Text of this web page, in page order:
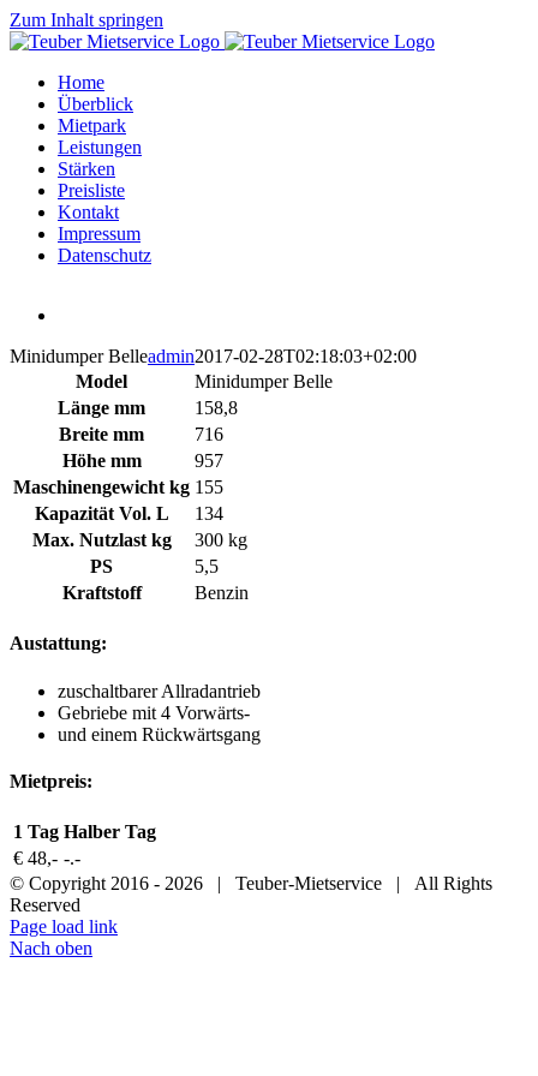
Zum Inhalt springen
Home
Überblick
Mietpark
Leistungen
Stärken
Preisliste
Kontakt
Impressum
Datenschutz
Minidumper Belleadmin2017-02-28T02:18:03+02:00
Model
Minidumper Belle
Länge mm
158,8
Breite mm
716
Höhe mm
957
Maschinengewicht kg 155
Kapazität Vol. L
134
Max. Nutzlast kg
300 kg
PS
5,5
Kraftstoff
Benzin
Austattung:
zuschaltbarer Allradantrieb
Gebriebe mit 4 Vorwärts-
und einem Rückwärtsgang
Mietpreis:
1 Tag Halber Tag
€ 48,- -.-
© Copyright 2016 - 2026 | Teuber-Mietservice | All Rights
Reserved
Page load link
Nach oben